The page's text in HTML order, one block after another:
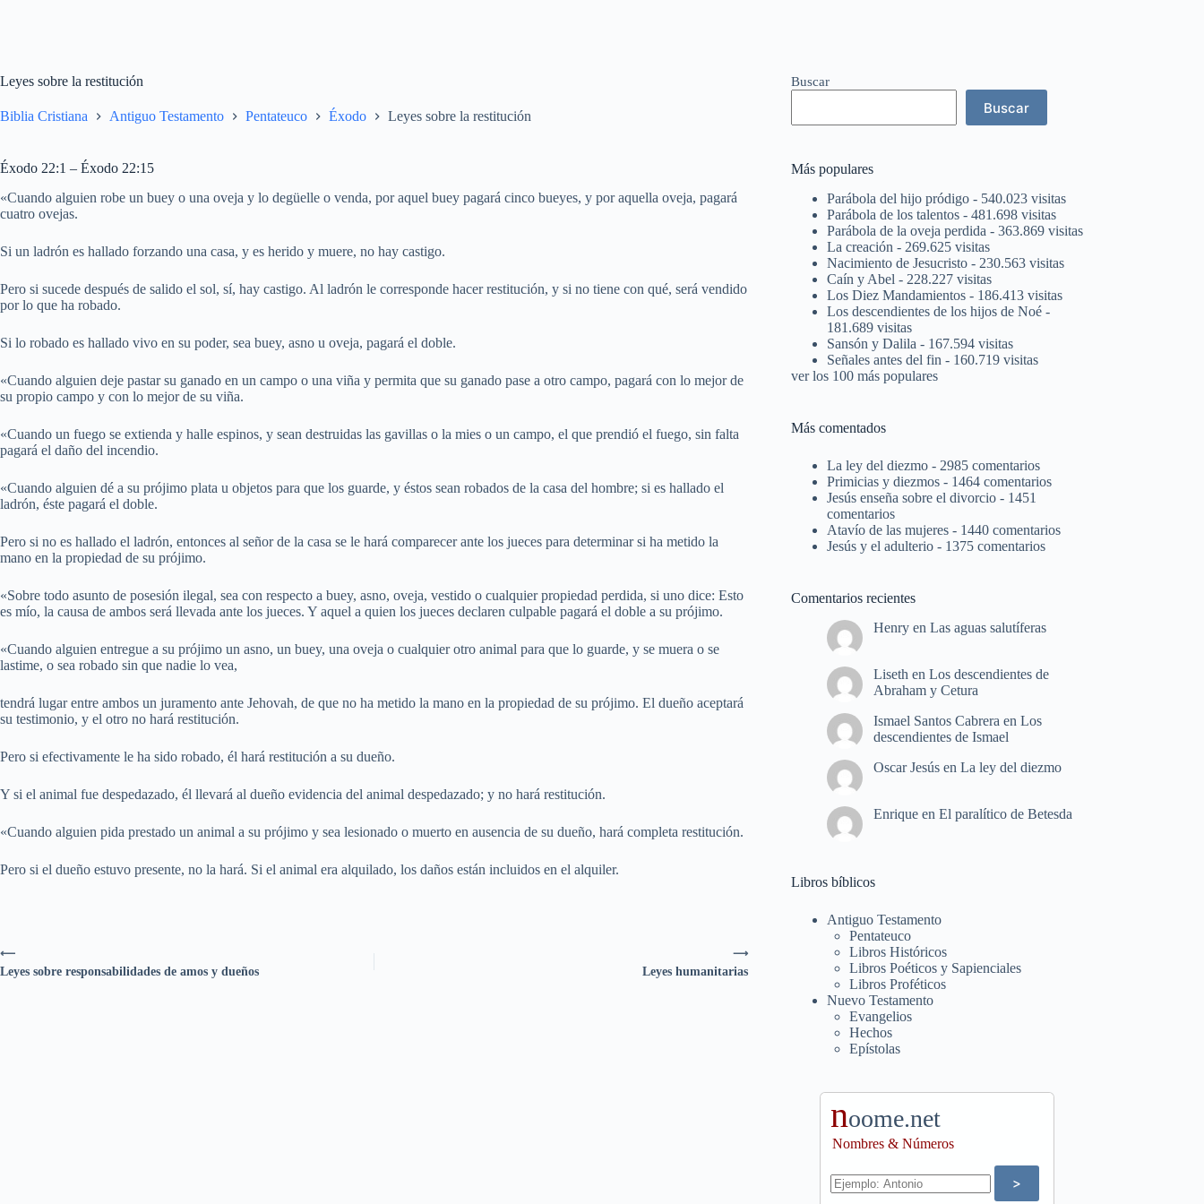
Leyes sobre la restitución
Biblia Cristiana Antiguo Testamento Pentateuco Éxodo Leyes sobre la restitución
Éxodo 22:1 – Éxodo 22:15
«Cuando alguien robe un buey o una oveja y lo degüelle o venda, por aquel buey pagará cinco bueyes, y por aquella oveja, pagará
cuatro ovejas.
Si un ladrón es hallado forzando una casa, y es herido y muere, no hay castigo.
Pero si sucede después de salido el sol, sí, hay castigo. Al ladrón le corresponde hacer restitución, y si no tiene con qué, será vendido
por lo que ha robado.
Si lo robado es hallado vivo en su poder, sea buey, asno u oveja, pagará el doble.
«Cuando alguien deje pastar su ganado en un campo o una viña y permita que su ganado pase a otro campo, pagará con lo mejor de
su propio campo y con lo mejor de su viña.
«Cuando un fuego se extienda y halle espinos, y sean destruidas las gavillas o la mies o un campo, el que prendió el fuego, sin falta
pagará el daño del incendio.
«Cuando alguien dé a su prójimo plata u objetos para que los guarde, y éstos sean robados de la casa del hombre; si es hallado el
ladrón, éste pagará el doble.
Pero si no es hallado el ladrón, entonces al señor de la casa se le hará comparecer ante los jueces para determinar si ha metido la
mano en la propiedad de su prójimo.
«Sobre todo asunto de posesión ilegal, sea con respecto a buey, asno, oveja, vestido o cualquier propiedad perdida, si uno dice: Esto
es mío, la causa de ambos será llevada ante los jueces. Y aquel a quien los jueces declaren culpable pagará el doble a su prójimo.
«Cuando alguien entregue a su prójimo un asno, un buey, una oveja o cualquier otro animal para que lo guarde, y se muera o se
lastime, o sea robado sin que nadie lo vea,
tendrá lugar entre ambos un juramento ante Jehovah, de que no ha metido la mano en la propiedad de su prójimo. El dueño aceptará
su testimonio, y el otro no hará restitución.
Pero si efectivamente le ha sido robado, él hará restitución a su dueño.
Y si el animal fue despedazado, él llevará al dueño evidencia del animal despedazado; y no hará restitución.
«Cuando alguien pida prestado un animal a su prójimo y sea lesionado o muerto en ausencia de su dueño, hará completa restitución.
Pero si el dueño estuvo presente, no la hará. Si el animal era alquilado, los daños están incluidos en el alquiler.
⟶
Leyes humanitarias
⟵
Leyes sobre responsabilidades de amos y dueños
Buscar
Buscar
Más populares
Parábola del hijo pródigo - 540.023 visitas
Parábola de los talentos - 481.698 visitas
Parábola de la oveja perdida - 363.869 visitas
La creación - 269.625 visitas
Nacimiento de Jesucristo - 230.563 visitas
Caín y Abel - 228.227 visitas
Los Diez Mandamientos - 186.413 visitas
Los descendientes de los hijos de Noé -
181.689 visitas
Sansón y Dalila - 167.594 visitas
Señales antes del fin - 160.719 visitas
ver los 100 más populares
Más comentados
La ley del diezmo - 2985 comentarios
Primicias y diezmos - 1464 comentarios
Jesús enseña sobre el divorcio - 1451
comentarios
Atavío de las mujeres - 1440 comentarios
Jesús y el adulterio - 1375 comentarios
Comentarios recientes
Henry enLas aguas salutíferas
Liseth enLos descendientes de
Abraham y Cetura
Ismael Santos Cabrera enLos
descendientes de Ismael
Oscar Jesús enLa ley del diezmo
Enrique enEl paralítico de Betesda
Libros bíblicos
Antiguo Testamento
Pentateuco
Libros Históricos
Libros Poéticos y Sapienciales
Libros Proféticos
Nuevo Testamento
Evangelios
Hechos
Epístolas
noome.net
Nombres & Números